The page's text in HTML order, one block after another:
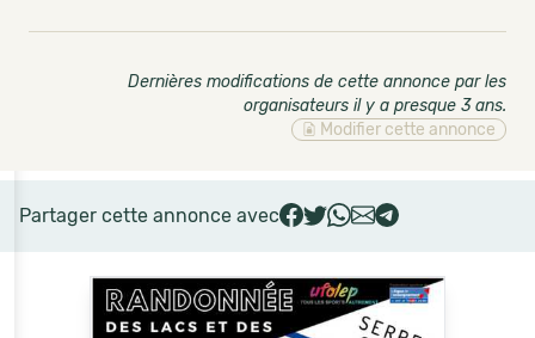
Dernières modifications de cette annonce par les
organisateurs il y a presque 3 ans.
Modifier cette annonce
Partager cette annonce avec